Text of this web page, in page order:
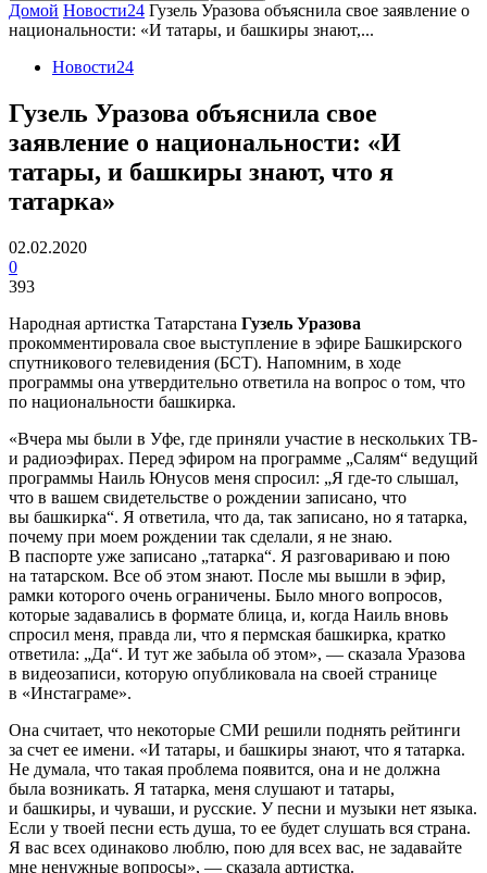
Домой Новости24 Гузель Уразова объяснила свое заявление о
национальности: «И татары, и башкиры знают,...
Новости24
Гузель Уразова объяснила свое
заявление о национальности: «И
татары, и башкиры знают, что я
татарка»
02.02.2020
0
393
Народная артистка Татарстана Гузель Уразова
прокомментировала свое выступление в эфире Башкирского
спутникового телевидения (БСТ). Напомним, в ходе
программы она утвердительно ответила на вопрос о том, что
по национальности башкирка.
«Вчера мы были в Уфе, где приняли участие в нескольких ТВ-
и радиоэфирах. Перед эфиром на программе „Салям“ ведущий
программы Наиль Юнусов меня спросил: „Я где-то слышал,
что в вашем свидетельстве о рождении записано, что
вы башкирка“. Я ответила, что да, так записано, но я татарка,
почему при моем рождении так сделали, я не знаю.
В паспорте уже записано „татарка“. Я разговариваю и пою
на татарском. Все об этом знают. После мы вышли в эфир,
рамки которого очень ограничены. Было много вопросов,
которые задавались в формате блица, и, когда Наиль вновь
спросил меня, правда ли, что я пермская башкирка, кратко
ответила: „Да“. И тут же забыла об этом», — сказала Уразова
в видеозаписи, которую опубликовала на своей странице
в «Инстаграме».
Она считает, что некоторые СМИ решили поднять рейтинги
за счет ее имени. «И татары, и башкиры знают, что я татарка.
Не думала, что такая проблема появится, она и не должна
была возникать. Я татарка, меня слушают и татары,
и башкиры, и чуваши, и русские. У песни и музыки нет языка.
Если у твоей песни есть душа, то ее будет слушать вся страна.
Я вас всех одинаково люблю, пою для всех вас, не задавайте
мне ненужные вопросы», — сказала артистка.